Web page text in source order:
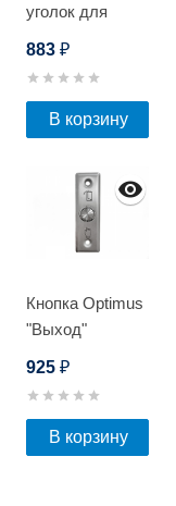
уголок для
883 ₽
В корзину
Кнопка Optimus
"Выход"
925 ₽
В корзину